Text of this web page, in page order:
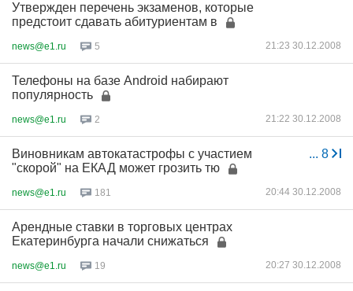
Утвержден перечень экзаменов, которые
предстоит сдавать абитуриентам в
news@e1.ru 5 21:23 30.12.2008
Телефоны на базе Android набирают
популярность
news@e1.ru 2 21:22 30.12.2008
... 8
Виновникам автокатастрофы с участием
"скорой" на ЕКАД может грозить тю
news@e1.ru 181 20:44 30.12.2008
Арендные ставки в торговых центрах
Екатеринбурга начали снижаться
news@e1.ru 19 20:27 30.12.2008